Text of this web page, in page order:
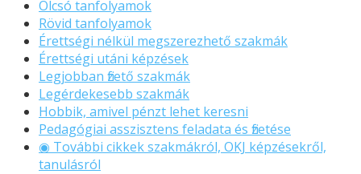
Olcsó tanfolyamok
Rövid tanfolyamok
Érettségi nélkül megszerezhető szakmák
Érettségi utáni képzések
Legjobban fizető szakmák
Legérdekesebb szakmák
Hobbik, amivel pénzt lehet keresni
Pedagógiai asszisztens feladata és fizetése
◉ További cikkek szakmákról, OKJ képzésekről,
tanulásról